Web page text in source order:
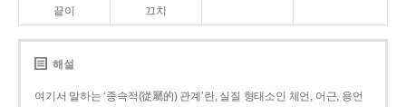
끝이 끄치
해설
여기서 말하는 ‘종속적(從屬的) 관계’란, 실질 형태소인 체언, 어근, 용언